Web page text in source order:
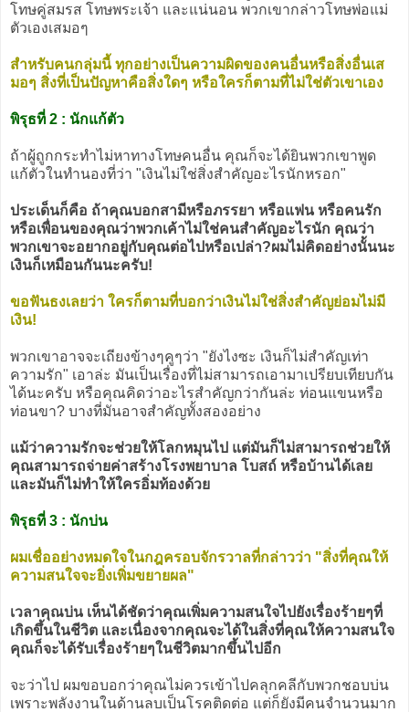
โทษคู่สมรส โทษพระเจ้า และแน่นอน พวกเขากล่าวโทษพ่อแม่
ตัวเองเสมอๆ
สำหรับคนกลุ่มนี้ ทุกอย่างเป็นความผิดของคนอื่นหรือสิ่งอื่นเส
มอๆ สิ่งที่เป็นปัญหาคือสิ่งใดๆ หรือใครก็ตามที่ไม่ใช่ตัวเขาเอง
พิรุธที่ 2 : นักแก้ตัว
ถ้าผู้ถูกกระทำไม่หาทางโทษคนอื่น คุณก็จะได้ยินพวกเขาพูด
แก้ตัวในทำนองที่ว่า "เงินไม่ใช่สิ่งสำคัญอะไรนักหรอก"
ประเด็นก็คือ ถ้าคุณบอกสามีหรือภรรยา หรือแฟน หรือคนรัก
หรือเพื่อนของคุณว่าพวกเค้าไม่ใช่คนสำคัญอะไรนัก คุณว่า
พวกเขาจะอยากอยู่กับคุณต่อไปหรือเปล่า?ผมไม่คิดอย่างนั้นนะ
เงินก็เหมือนกันนะครับ!
ขอฟันธงเลยว่า ใครก็ตามที่บอกว่าเงินไม่ใช่สิ่งสำคัญย่อมไม่มี
เงิน!
พวกเขาอาจจะเถียงข้างๆคูๆว่า "ยังไงซะ เงินก็ไม่สำคัญเท่า
ความรัก" เอาล่ะ มันเป็นเรื่องที่ไม่สามารถเอามาเปรียบเทียบกัน
ได้นะครับ หรือคุณคิดว่าอะไรสำคัญกว่ากันล่ะ ท่อนแขนหรือ
ท่อนขา? บางที่มันอาจสำคัญทั้งสองอย่าง
แม้ว่าความรักจะช่วยให้โลกหมุนไป แต่มันก็ไม่สามารถช่วยให้
คุณสามารถจ่ายค่าสร้างโรงพยาบาล โบสถ์ หรือบ้านได้เลย
และมันก็ไม่ทำให้ใครอิ่มท้องด้วย
พิรุธที่ 3 : นักบ่น
ผมเชื่ออย่างหมดใจในกฎครอบจักรวาลที่กล่าวว่า "สิ่งที่คุณให้
ความสนใจจะยิ่งเพิ่มขยายผล"
เวลาคุณบ่น เห็นได้ชัดว่าคุณเพิ่มความสนใจไปยังเรื่องร้ายๆที่
เกิดขึ้นในชีวิต และเนื่องจากคุณจะได้ในสิ่งที่คุณให้ความสนใจ
คุณก็จะได้รับเรื่องร้ายๆในชีวิตมากขึ้นไปอีก
จะว่าไป ผมขอบอกว่าคุณไม่ควรเข้าไปคลุกคลีกับพวกชอบบ่น
เพราะพลังงานในด้านลบเป็นโรคติดต่อ แต่ก็ยังมีคนจำนวนมาก